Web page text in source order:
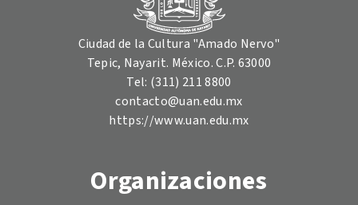
Ciudad de la Cultura "Amado Nervo"
Tepic, Nayarit. México. C.P. 63000
Tel: (311) 211 8800
contacto@uan.edu.mx
https://www.uan.edu.mx
Organizaciones